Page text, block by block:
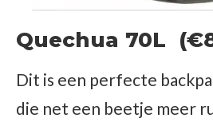
Quechua 70L
Dit is een perfecte
die net een beetje meer